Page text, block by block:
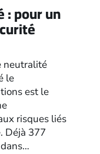
: pour un
neutralité
le
est le
risques liés
Déjà 377